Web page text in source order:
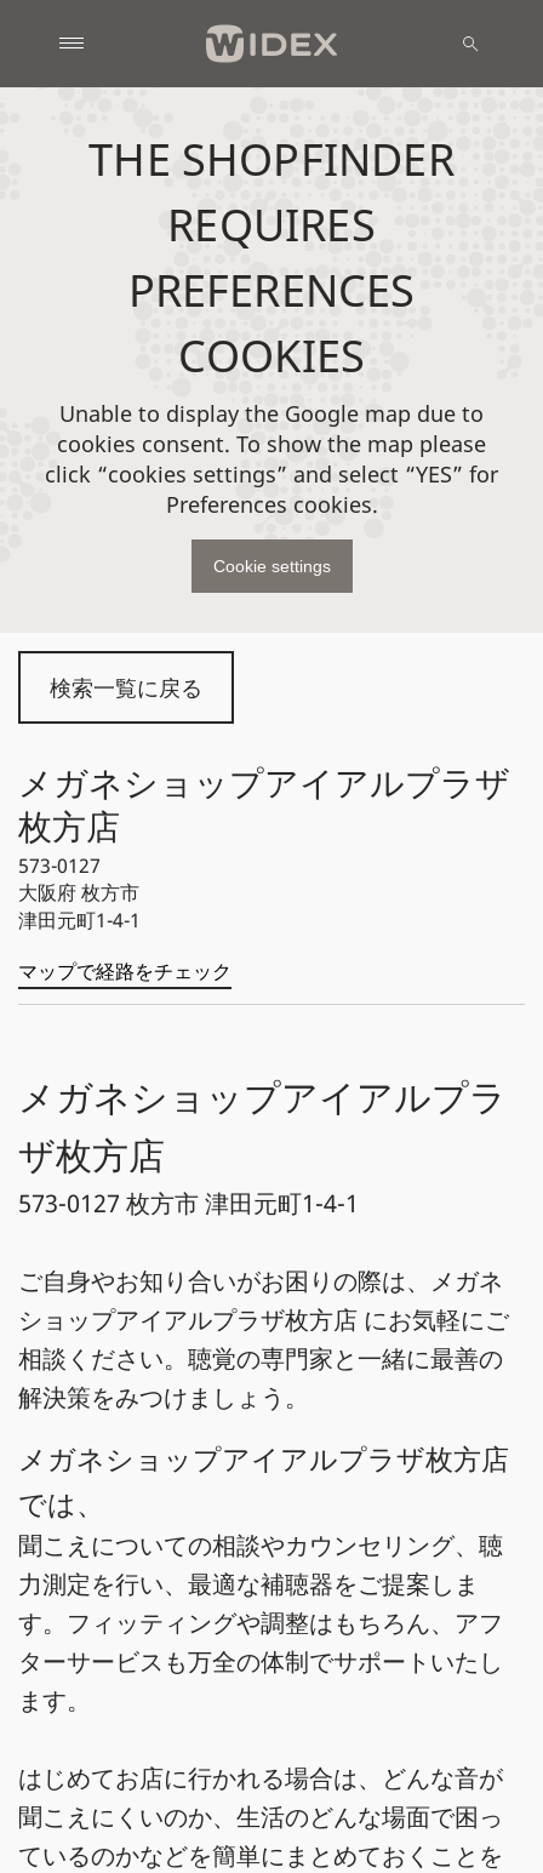
検索一覧に戻る
メガネショップアイアルプラザ
枚方店
573-0127
大阪府枚方市
津田元町1-4-1
マップで経路をチェック
メガネショップアイアルプラ
ザ枚方店
573-0127 枚方市 津田元町1-4-1
ご自身やお知り合いがお困りの際は、メガネ
ショップアイアルプラザ枚方店 にお気軽にご
相談ください。聴覚の専門家と一緒に最善の
解決策をみつけましょう。
メガネショップアイアルプラザ枚方店
では、
聞こえについての相談やカウンセリング、聴
力測定を行い、最適な補聴器をご提案しま
す。フィッティングや調整はもちろん、アフ
ターサービスも万全の体制でサポートいたし
ます。
はじめてお店に行かれる場合は、どんな音が
聞こえにくいのか、生活のどんな場面で困っ
ているのかなどを簡単にまとめておくことを
THE SHOPFINDER
REQUIRES
PREFERENCES
COOKIES
Unable to display the Google map due to
cookies consent. To show the map please
click “cookies settings” and select “YES” for
Preferences cookies.
Cookie settings